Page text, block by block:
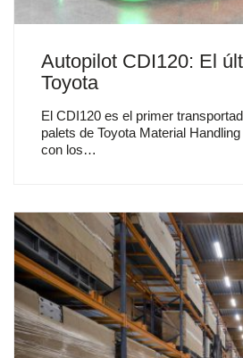
Autopilot CDI120: El
Toyota
El CDI120 es el primer
palets de Toyota Material
con los…